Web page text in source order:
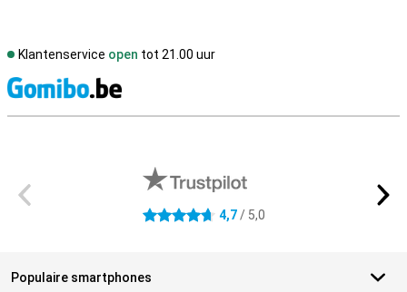
Klantenservice open tot 21.00 uur
4.7 sterren 4,7/ 5,0
Populaire smartphones